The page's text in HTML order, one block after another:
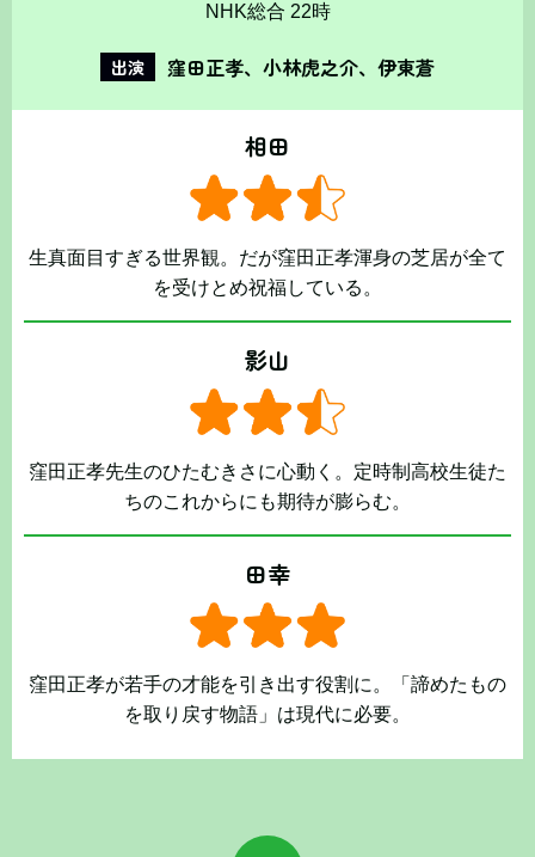
NHK総合 22時
出演 窪田正孝、小林虎之介、伊東蒼
相田
生真面目すぎる世界観。だが窪田正孝渾身の芝居が全て
を受けとめ祝福している。
影山
窪田正孝先生のひたむきさに心動く。定時制高校生徒た
ちのこれからにも期待が膨らむ。
田幸
窪田正孝が若手の才能を引き出す役割に。「諦めたもの
を取り戻す物語」は現代に必要。